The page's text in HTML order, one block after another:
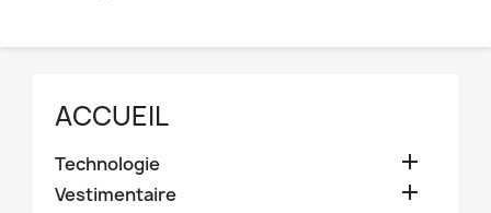
ACCUEIL
Technologie 
Vestimentaire 